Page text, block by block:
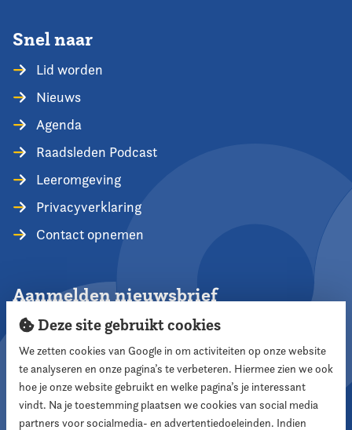
Snel naar
Lid worden
Nieuws
Agenda
Raadsleden Podcast
Leeromgeving
Privacyverklaring
Contact opnemen
Aanmelden nieuwsbrief
Aanmelden
Deze site gebruikt cookies
We zetten cookies van Google in om activiteiten op onze website
te analyseren en onze pagina’s te verbeteren. Hiermee zien we ook
hoe je onze website gebruikt en welke pagina’s je interessant
vindt. Na je toestemming plaatsen we cookies van social media
partners voor socialmedia- en advertentiedoeleinden. Indien